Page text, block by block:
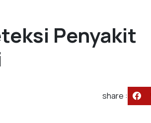
Penyakit
share :